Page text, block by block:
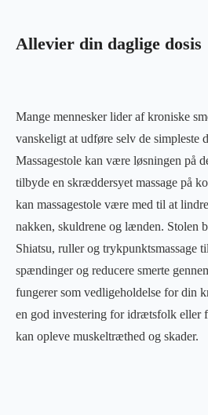
Allevier din daglige dosis
Mange mennesker lider af kroniske
vanskeligt at udføre selv de simpleste
Massagestole kan være løsningen på
tilbyde en skræddersyet massage på
kan massagestole være med til at
nakken, skuldrene og lænden. Stolen
Shiatsu, ruller og trykpunktsmassage
spændinger og reducere smerte
fungerer som vedligeholdelse for din
en god investering for idrætsfolk eller
kan opleve muskeltræthed og skader.